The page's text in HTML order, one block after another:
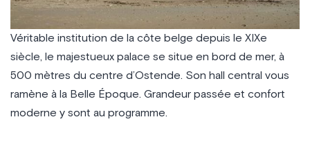
Véritable institution de la côte belge depuis le XIXe
siècle, le majestueux palace se situe en bord de mer, à
500 mètres du centre d’Ostende. Son hall central vous
ramène à la Belle Époque. Grandeur passée et confort
moderne y sont au programme.